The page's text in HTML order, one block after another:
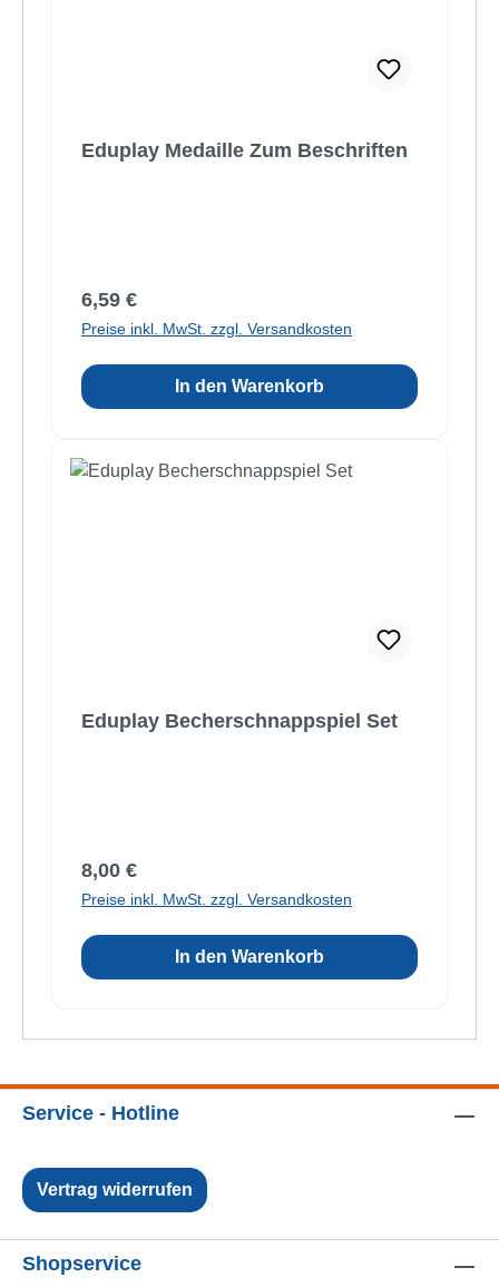
Eduplay Medaille Zum Beschriften
Regulärer Preis:
6,59 €
Preise inkl. MwSt. zzgl. Versandkosten
In den Warenkorb
Eduplay Becherschnappspiel Set
Regulärer Preis:
8,00 €
Preise inkl. MwSt. zzgl. Versandkosten
In den Warenkorb
Service - Hotline
Vertrag widerrufen
Shopservice